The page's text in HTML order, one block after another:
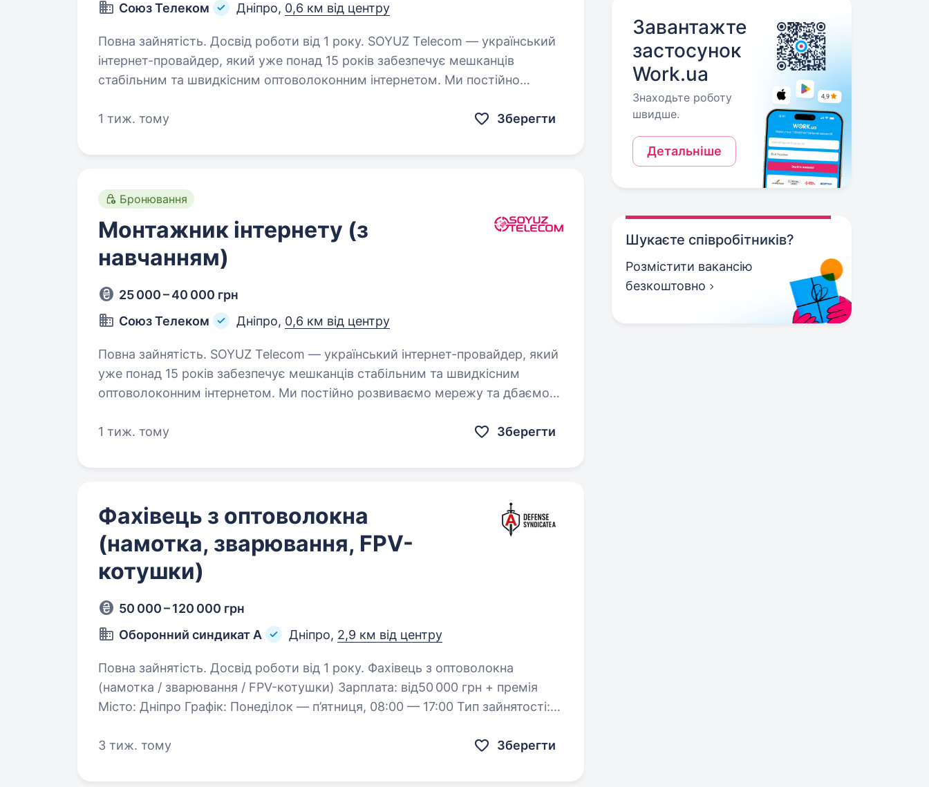
Союз Телеком
Дніпро, 0,6 км від центру
Повна зайнятість. Досвід роботи від 1 року. SOYUZ Telecom — український
інтернет-провайдер, який уже понад 15 років забезпечує мешканців
стабільним та швидкісним оптоволоконним інтернетом. Ми постійно
1 тиж. тому
Зберегти
Бронювання
Монтажник інтернету (з
навчанням)
25 000 – 40 000 грн
Союз Телеком
Дніпро, 0,6 км від центру
Повна зайнятість. SOYUZ Telecom — український інтернет-провайдер, який
уже понад 15 років забезпечує мешканців стабільним та швидкісним
оптоволоконним інтернетом. Ми постійно розвиваємо мережу та дбаємо
1 тиж. тому
Зберегти
Фахівець з оптоволокна
(намотка, зварювання, FPV-
котушки)
50 000 – 120 000 грн
Оборонний синдикат А
Дніпро, 2,9 км від центру
Повна зайнятість. Досвід роботи від 1 року. Фахівець з оптоволокна
(намотка / зварювання / FPV-котушки) Зарплата: від50 000 грн + премія
Місто: Дніпро Графік: Понеділок — п’ятниця, 08:00 — 17:00 Тип зайнятості:
3 тиж. тому
Зберегти
Завантажте
застосунок
Work.ua
Знаходьте роботу
швидше.
Детальніше
Шукаєте співробітників?
Розмістити вакансію
безкоштовно